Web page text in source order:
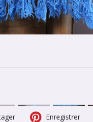
Enregistrer